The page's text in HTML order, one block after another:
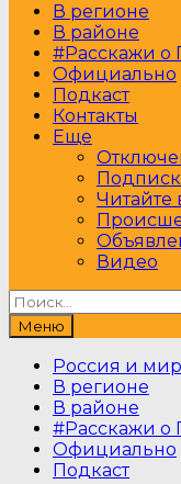
В регионе
В районе
#Расскажи о
Официально
Подкаст
Контакты
Еще
Читайте
Видео
Найти:
Меню
Россия и мир
В регионе
В районе
#Расскажи о
Официально
Подкаст